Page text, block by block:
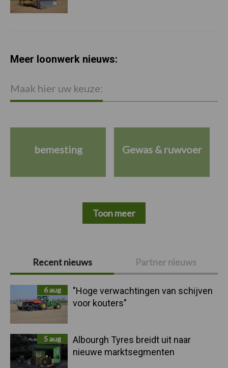
Primaire
Sidebar
Recent nieuws Partner nieuws
6 aug
"Hoge verwachtingen van schijven
voor kouters"
5 aug
Albourgh Tyres breidt uit naar
nieuwe marktsegmenten
Meer loonwerk nieuws:
Maak hier uw keuze:
bemesting Gewas & ruwvoer
Toon meer